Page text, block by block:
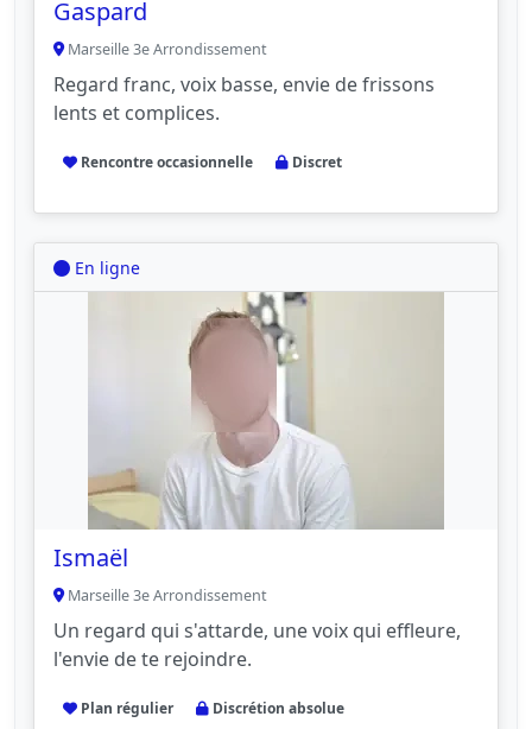
Gaspard
Marseille 3e Arrondissement
Regard franc, voix basse, envie de frissons
lents et complices.
Rencontre occasionnelle Discret
En ligne
Ismaël
Marseille 3e Arrondissement
Un regard qui s'attarde, une voix qui effleure,
l'envie de te rejoindre.
Plan régulier Discrétion absolue